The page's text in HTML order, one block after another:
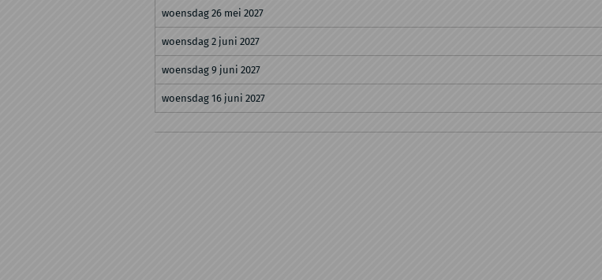
woensdag 26 mei 2027
woensdag 2 juni 2027
woensdag 9 juni 2027
woensdag 16 juni 2027